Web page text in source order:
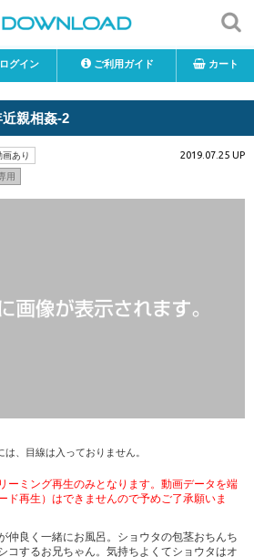
ログイン ご利用ガイド カート
親相姦-2
あり
用
2019.07.25 UP
、目線は入っておりません。
ーミング再生のみとなります。動画データを端
ド再生）はできませんので予めご了承願いま
仲良く一緒にお風呂。ショウタの包茎おちんち
コするお兄ちゃん。気持ちよくてショウタはオ